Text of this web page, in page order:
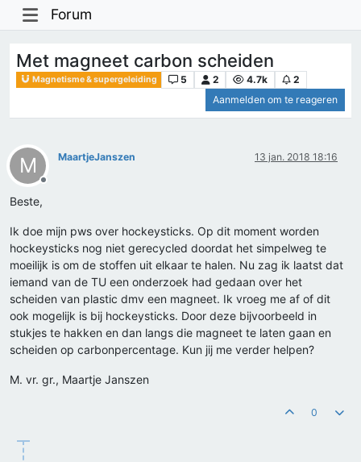
Forum
Met magneet carbon scheiden
Magnetisme & supergeleiding 5 2 4.7k
2
Aanmelden om te reageren
M
Offline
MaartjeJanszen 13 jan. 2018 18:16
Beste,
Ik doe mijn pws over hockeysticks. Op dit moment worden
hockeysticks nog niet gerecycled doordat het simpelweg te
moeilijk is om de stoffen uit elkaar te halen. Nu zag ik laatst dat
iemand van de TU een onderzoek had gedaan over het
scheiden van plastic dmv een magneet. Ik vroeg me af of dit
ook mogelijk is bij hockeysticks. Door deze bijvoorbeeld in
stukjes te hakken en dan langs die magneet te laten gaan en
scheiden op carbonpercentage. Kun jij me verder helpen?
M. vr. gr., Maartje Janszen
0